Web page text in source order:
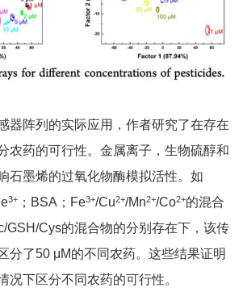
器阵列的实际应用，作者研究了在存在
农药的可行性。金属离子，生物硫醇和
石墨烯的过氧化物酶模拟活性。如
3+ ；BSA；Fe3+/Cu2+/Mn2+/Co2+的混合
GSH/Cys的混合物的分别存在下，该传
分了50 μM的不同农药。这些结果证明
况下区分不同农药的可行性。